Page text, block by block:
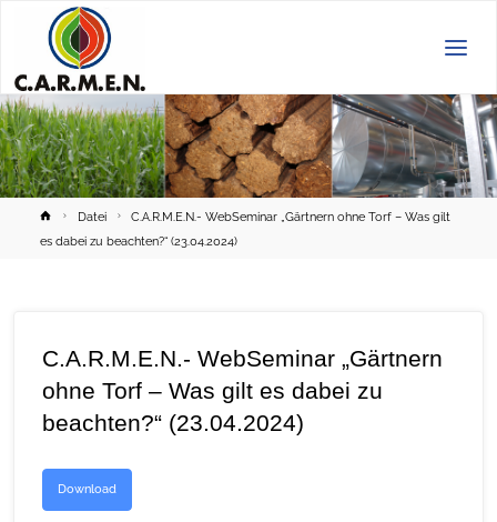
HomeDatei
C.A.R.M.E.N.- WebSeminar „Gärtnern ohne Torf – Was gilt
es dabei zu beachten?“ (23.04.2024)
C.A.R.M.E.N.- WebSeminar „Gärtnern
ohne Torf – Was gilt es dabei zu
beachten?“ (23.04.2024)
Download